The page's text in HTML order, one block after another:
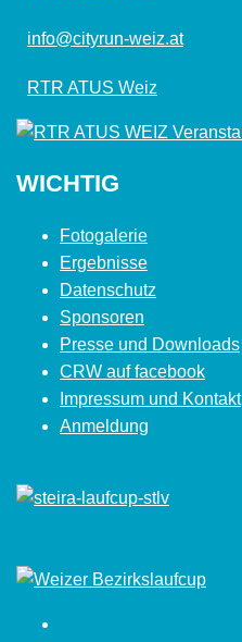
info@cityrun-weiz.at
RTR ATUS Weiz
WICHTIG
Fotogalerie
Ergebnisse
Datenschutz
Sponsoren
Presse und Downloads
CRW auf facebook
Impressum und Kontakt
Anmeldung